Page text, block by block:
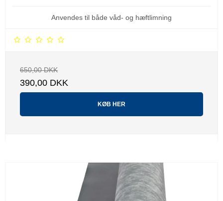
Anvendes til både våd- og hæftlimning
650,00 DKK
390,00 DKK
KØB HER